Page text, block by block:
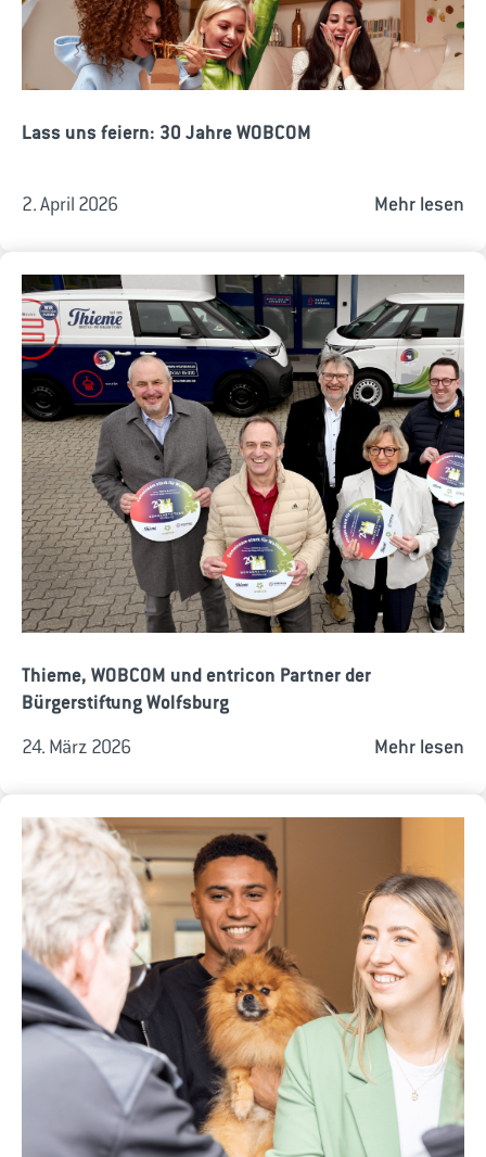
Lass uns feiern: 30 Jahre WOBCOM
2. April 2026 Mehr lesen
Thieme, WOBCOM und entricon Partner der
Bürgerstiftung Wolfsburg
24. März 2026 Mehr lesen